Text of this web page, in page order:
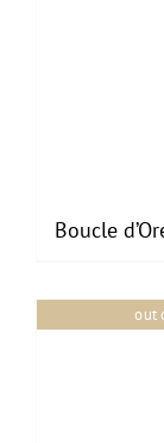
Boucle
out